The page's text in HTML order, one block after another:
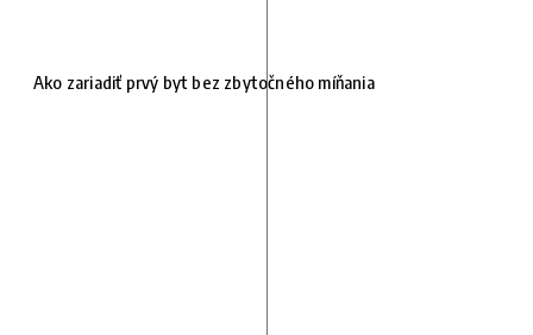
Ako zariadiť prvý byt bez zbytočného míňania